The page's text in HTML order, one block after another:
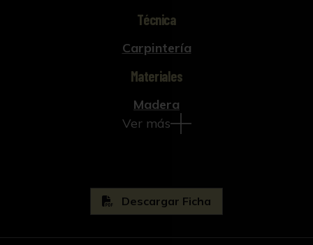
Técnica
Carpintería
Materiales
Madera
Ver más
Descargar Ficha